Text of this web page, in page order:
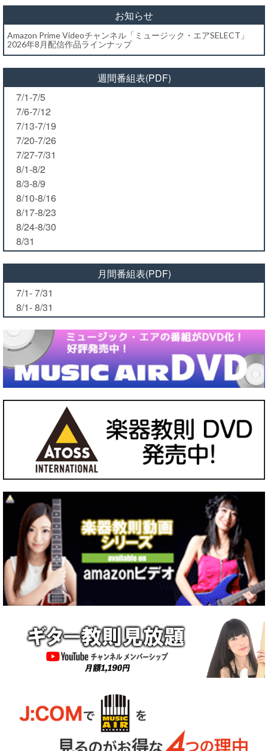
お知らせ
Amazon Prime Videoチャンネル「ミュージック・エアSELECT」
2026年8月配信作品ラインナップ
週間番組表(PDF)
7/1-7/5
7/6-7/12
7/13-7/19
7/20-7/26
7/27-7/31
8/1-8/2
8/3-8/9
8/10-8/16
8/17-8/23
8/24-8/30
8/31
月間番組表(PDF)
7/1- 7/31
8/1- 8/31